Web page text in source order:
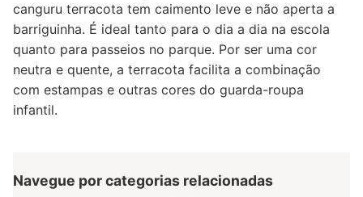
canguru terracota tem caimento leve e não aperta a
barriguinha. É ideal tanto para o dia a dia na escola
quanto para passeios no parque. Por ser uma cor
neutra e quente, a terracota facilita a combinação
com estampas e outras cores do guarda-roupa
infantil.
Navegue por categorias relacionadas